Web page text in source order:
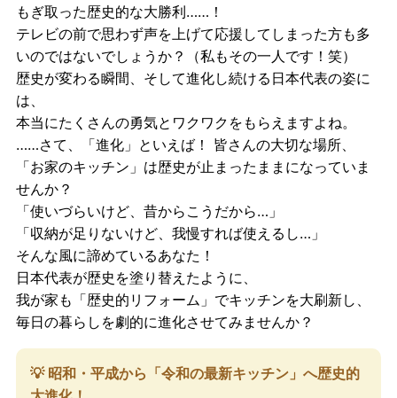
もぎ取った歴史的な大勝利……！
テレビの前で思わず声を上げて応援してしまった方も多
いのではないでしょうか？（私もその一人です！笑）
歴史が変わる瞬間、そして進化し続ける日本代表の姿に
は、
本当にたくさんの勇気とワクワクをもらえますよね。
……さて、「進化」といえば！ 皆さんの大切な場所、
「お家のキッチン」は歴史が止まったままになっていま
せんか？
「使いづらいけど、昔からこうだから…」
「収納が足りないけど、我慢すれば使えるし…」
そんな風に諦めているあなた！
日本代表が歴史を塗り替えたように、
我が家も「歴史的リフォーム」でキッチンを大刷新し、
毎日の暮らしを劇的に進化させてみませんか？
💡 昭和・平成から「令和の最新キッチン」へ歴史的